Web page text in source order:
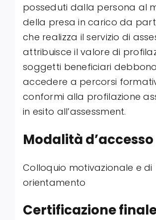
posseduti dalla persona al
della presa in carico da
che realizza il servizio di
attribuisce il valore di
soggetti beneficiari debbono
accedere a percorsi
conformi alla profilazione
in esito all’assessment.
Modalità d’accesso
Colloquio motivazionale e di
orientamento
Certificazione